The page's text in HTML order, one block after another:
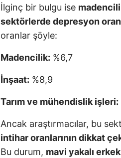
İlginç bir bulgu ise
sektörlerde depresyon
oranlar şöyle:
Madencilik: %6,7
İnşaat: %8,9
Tarım ve mühendislik işleri:
Ancak araştırmacılar, bu
intihar oranlarının dikkat
Bu durum, mavi yakalı